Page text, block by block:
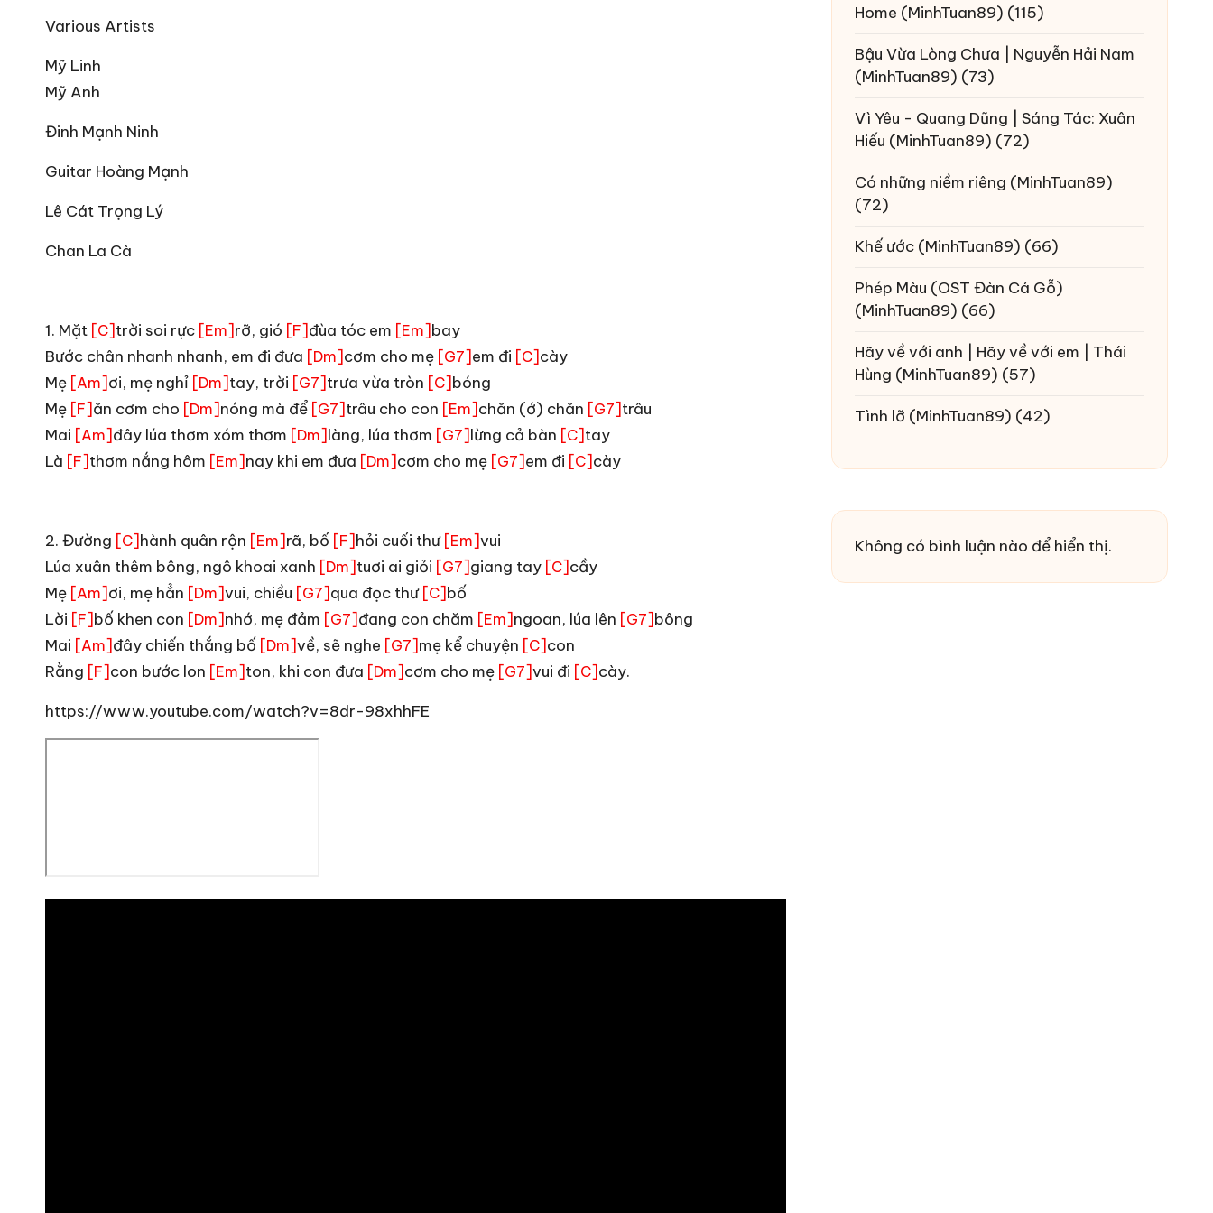
Various Artists
Mỹ Linh
Mỹ Anh
Đinh Mạnh Ninh
Guitar Hoàng Mạnh
Lê Cát Trọng Lý
Chan La Cà
1. Mặt [C] trời soi rực [Em] rỡ, gió [F] đùa tóc em [Em] bay
Bước chân nhanh nhanh, em đi đưa [Dm] cơm cho mẹ [G7] em đi [C] cày
Mẹ [Am] ơi, mẹ nghỉ [Dm] tay, trời [G7] trưa vừa tròn [C] bóng
Mẹ [F] ăn cơm cho [Dm] nóng mà để [G7] trâu cho con [Em] chăn (ớ) chăn [G7] trâu
Mai [Am] đây lúa thơm xóm thơm [Dm] làng, lúa thơm [G7] lừng cả bàn [C] tay
Là [F] thơm nắng hôm [Em] nay khi em đưa [Dm] cơm cho mẹ [G7] em đi [C] cày
2. Đường [C] hành quân rộn [Em] rã, bố [F] hỏi cuối thư [Em]vui
Lúa xuân thêm bông, ngô khoai xanh [Dm] tuơi ai giỏi [G7] giang tay [C] cầy
Mẹ [Am] ơi, mẹ hẳn [Dm]vui, chiều [G7] qua đọc thư [C] bố
Lời [F] bố khen con [Dm] nhớ, mẹ đảm [G7] đang con chăm [Em] ngoan, lúa lên [G7] bông
Mai [Am] đây chiến thắng bố [Dm]về, sẽ nghe [G7] mẹ kể chuyện [C] con
Rằng [F] con bước lon [Em] ton, khi con đưa [Dm] cơm cho mẹ [G7]vui đi [C] cày.
https://www.youtube.com/watch?v=8dr-98xhhFE
Home (MinhTuan89) (115)
Bậu Vừa Lòng Chưa | Nguyễn Hải Nam
(MinhTuan89) (73)
Vì Yêu - Quang Dũng | Sáng Tác: Xuân
Hiếu (MinhTuan89) (72)
Có những niềm riêng (MinhTuan89)
(72)
Khế ước (MinhTuan89) (66)
Phép Màu (OST Đàn Cá Gỗ)
(MinhTuan89) (66)
Hãy về với anh | Hãy về với em | Thái
Hùng (MinhTuan89) (57)
Tình lỡ (MinhTuan89) (42)
Không có bình luận nào để hiển thị.